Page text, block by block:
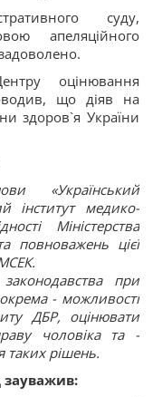
суду,
апеляційного
оцінювання
що діяв на
здоров`я України
«Український
інститут медико-
Міністерства
повноважень цієї
при
- можливості
ДБР, оцінювати
чоловіка та -
таких рішень.
зауважив: